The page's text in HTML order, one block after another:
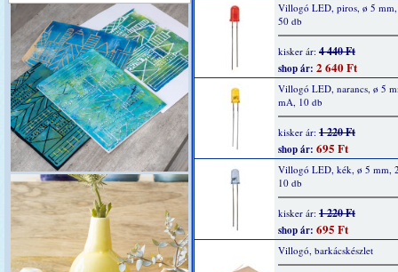
Villogó LED, piros, ø 5
50 db
kisker ár: 4 440 Ft
shop ár: 2 640 Ft
Villogó LED, narancs, ø 5
mA, 10 db
kisker ár: 1 220 Ft
shop ár: 695 Ft
Villogó LED, kék, ø 5 mm,
10 db
kisker ár: 1 220 Ft
shop ár: 695 Ft
Villogó, barkácskészlet